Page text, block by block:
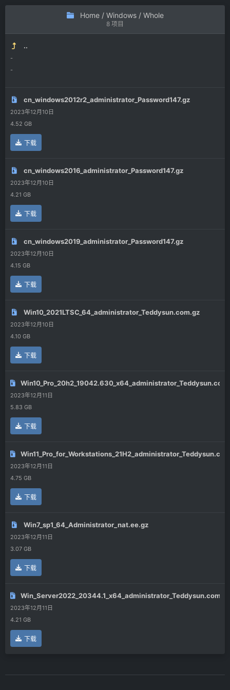
Home/ Windows/ Whole
8 项目
..
-
-
cn_windows2012r2_administrator_Password147.gz
4.52 GB
2023年12月10日
下载
cn_windows2016_administrator_Password147.gz
4.21 GB
2023年12月10日
下载
cn_windows2019_administrator_Password147.gz
4.15 GB
2023年12月10日
下载
Win10_2021LTSC_64_administrator_Teddysun.com.gz
4.10 GB
2023年12月10日
下载
5.83 GB
2023年12月11日
下载
4.75 GB
2023年12月11日
下载
Win7_sp1_64_Administrator_nat.ee.gz
3.07 GB
2023年12月11日
下载
Win_Server2022_20344.1_x64_administrator_Teddysun.com.gz
4.21 GB
2023年12月11日
下载